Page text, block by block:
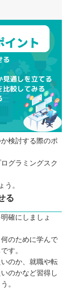
るか
そうか
いるか
メリット
られる
に付く
メリット
べるわけで
られている
良いのか
グスクール
検討する際のポ
グラミングスク
う。
る
確にしましょ
のために学んで
す。
のか、就職や転
のかなど習得し
。